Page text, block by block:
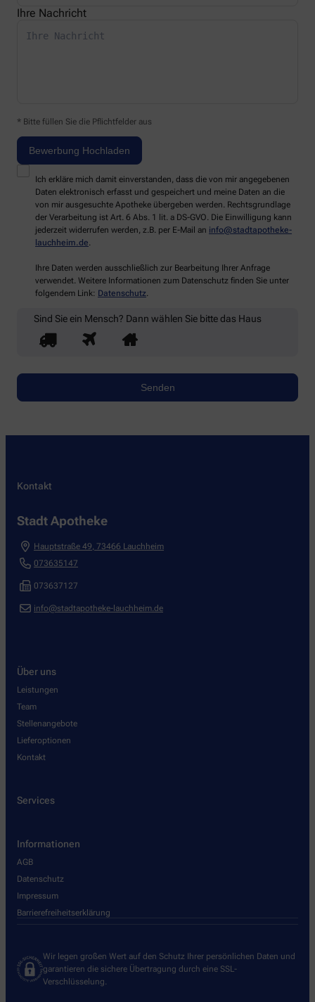
Ihre Nachricht
* Bitte füllen Sie die Pflichtfelder aus
Ich erkläre mich damit einverstanden, dass die von mir angegebenen
Daten elektronisch erfasst und gespeichert und meine Daten an die
von mir ausgesuchte Apotheke übergeben werden. Rechtsgrundlage
der Verarbeitung ist Art. 6 Abs. 1 lit. a DS-GVO. Die Einwilligung kann
jederzeit widerrufen werden, z.B. per E-Mail an info@stadtapotheke-
lauchheim.de.
Ihre Daten werden ausschließlich zur Bearbeitung Ihrer Anfrage
verwendet. Weitere Informationen zum Datenschutz finden Sie unter
folgendem Link: Datenschutz.
Sind Sie ein Mensch? Dann wählen Sie bittedas Haus
Kontakt
Stadt Apotheke
Hauptstraße 49, 73466 Lauchheim
073635147
073637127
info@stadtapotheke-lauchheim.de
Über uns
Leistungen
Team
Stellenangebote
Lieferoptionen
Kontakt
Services
Informationen
AGB
Datenschutz
Impressum
Barrierefreiheitserklärung
Wir legen großen Wert auf den Schutz Ihrer persönlichen Daten und
garantieren die sichere Übertragung durch eine SSL-
Verschlüsselung.